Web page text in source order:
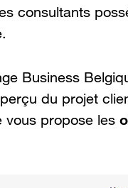
consultants
Business
du projet
vous propose les